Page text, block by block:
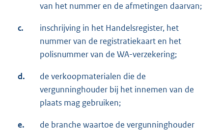
van het nummer en de afmetingen daarvan;
c.
inschrijving in het Handelsregister, het
nummer van de registratiekaart en het
polisnummer van de WA-verzekering;
d.
de verkoopmaterialen die de
vergunninghouder bij het innemen van de
plaats mag gebruiken;
e.
de branche waartoe de vergunninghouder